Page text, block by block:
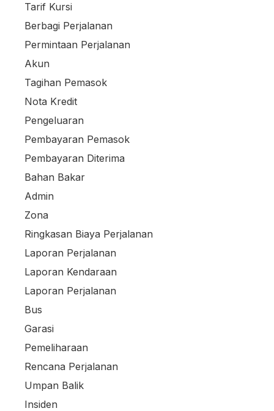
Tarif Kursi
Berbagi Perjalanan
Permintaan Perjalanan
Akun
Tagihan Pemasok
Nota Kredit
Pengeluaran
Pembayaran Pemasok
Pembayaran Diterima
Bahan Bakar
Admin
Zona
Ringkasan Biaya Perjalanan
Laporan Perjalanan
Laporan Kendaraan
Laporan Perjalanan
Bus
Garasi
Pemeliharaan
Rencana Perjalanan
Umpan Balik
Insiden